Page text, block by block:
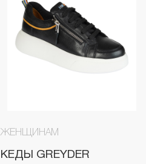
ЖЕНЩИНАМ
КЕДЫ GREYDER